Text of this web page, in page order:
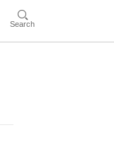
Search